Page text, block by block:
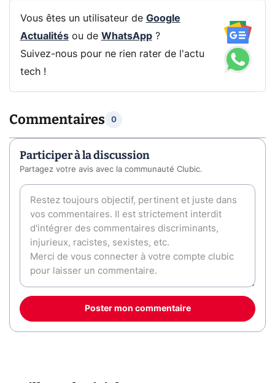
Vous êtes un utilisateur de Google
Actualitésou de WhatsApp?
Suivez-nous pour ne rien rater de l'actu
tech !
Commentaires 0
Participer à la discussion
Partagez votre avis avec la communauté Clubic.
Poster mon commentaire